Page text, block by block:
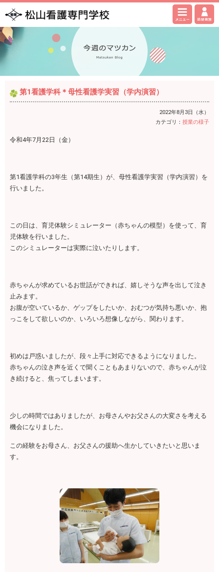
第1看護学科＊母性看護学実習（学内演習）
2022年8月3日（水）
カテゴリ： 授業の様子
令和4年7月22日（金）
第1看護学科の3年生（第14期生）が、母性看護学実習（学内演習）を
行いました。
この日は、育児体験シミュレーター（赤ちゃんの模型）を使って、育
児体験を行いました。
このシミュレーターは実際に泣いたりします。
赤ちゃんが求めているお世話ができれば、嬉しそうな声を出して泣き
止みます。
お腹が空いているか、ゲップをしたいか、おむつが気持ち悪いか、抱
っこをして欲しいのか、いろいろ想像しながら、関わります。
初めは戸惑いましたが、段々上手に対応できるようになりました。
赤ちゃんの泣き声を近くで聞くこともあまりないので、赤ちゃんが泣
き続けると、焦ってしまいます。
少しの時間ではありましたが、お母さんやお父さんの大変さを考える
機会になりました。
この経験をお母さん、お父さんの援助へ生かしていきたいと思いま
す。